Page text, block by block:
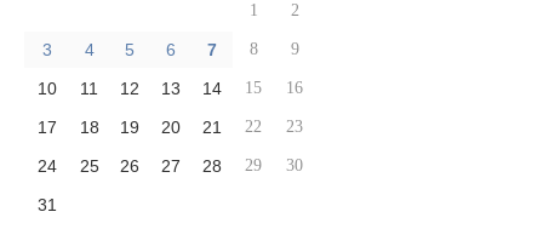
1 2
3 4 5 6 7 8 9
10 11 12 13 14 15 16
17 18 19 20 21 22 23
24 25 26 27 28 29 30
31